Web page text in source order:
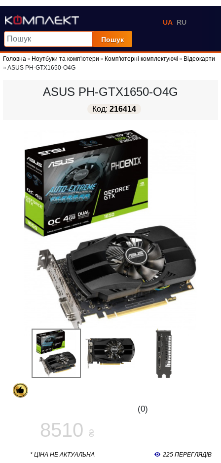
UA RU
Пошук
Головна Ноутбуки та комп'ютери Комп'ютерні комплектуючі
Відеокарти
ASUS PH-GTX1650-O4G
ASUS PH-GTX1650-O4G
Код: 216414
(0)
8510 ₴
* ЦІНА НЕ АКТУАЛЬНА 225 ПЕРЕГЛЯДІВ